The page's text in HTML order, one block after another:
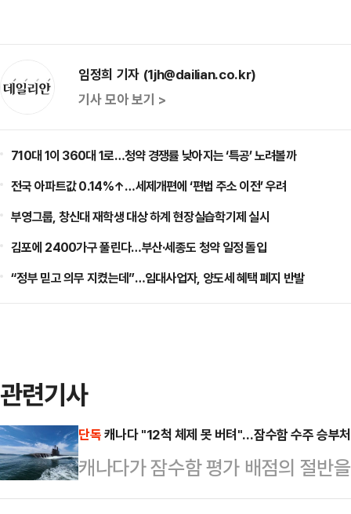
임정희 기자 (1jh@dailian.co.kr)
기사 모아 보기 >
710대 1이 360대 1로…청약 경쟁률 낮아지는 ‘특공’ 노려볼까
전국 아파트값 0.14%↑…세제개편에 ‘편법 주소 이전’ 우려
부영그룹, 창신대 재학생 대상 하계 현장실습학기제 실시
김포에 2400가구 풀린다…부산·세종도 청약 일정 돌입
“정부 믿고 의무 지켰는데”…임대사업자, 양도세 혜택 폐지 반발
관련기사
단독캐나다 "12척 체제 못 버텨"…잠수함 수주 승부
캐나다가 잠수함 평가 배점의 절반
확인됐다. 캐나다 정부가 스스로 "